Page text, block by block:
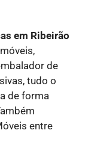
em Ribeirão
de
tudo o
de forma
entre